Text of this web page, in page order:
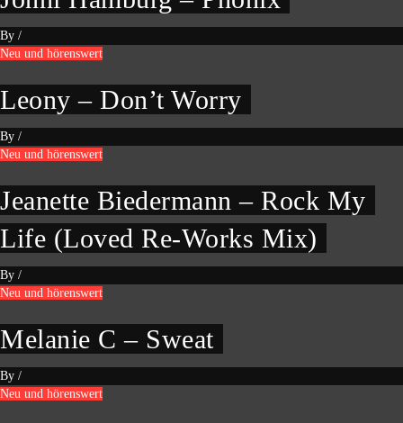
By /
Neu und hörenswert
Leony – Don’t Worry
By /
Neu und hörenswert
Jeanette Biedermann – Rock My
Life (Loved Re-Works Mix)
By /
Neu und hörenswert
Melanie C – Sweat
By /
Neu und hörenswert